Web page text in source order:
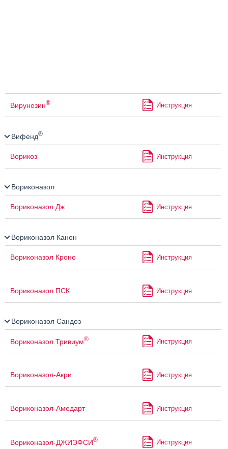
Вирунозин® Инструкция
Вифенд®
Ворикоз Инструкция
Вориконазол
Вориконазол Дж Инструкция
Вориконазол Канон
Вориконазол Кроно Инструкция
Вориконазол ПСК Инструкция
Вориконазол Сандоз
Вориконазол Тривиум® Инструкция
Вориконазол-Акри Инструкция
Вориконазол-Амедарт Инструкция
Вориконазол-ДЖИЭФСИ® Инструкция